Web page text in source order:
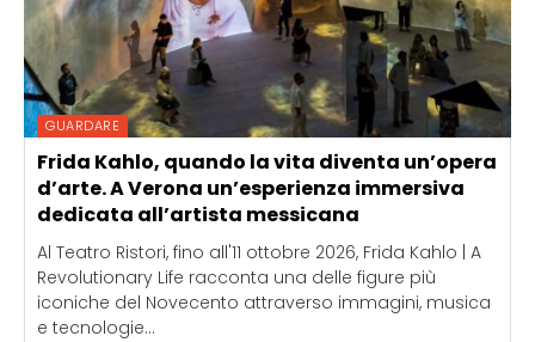
GUARDARE
Frida Kahlo, quando la vita diventa un’opera
d’arte. A Verona un’esperienza immersiva
dedicata all’artista messicana
Al Teatro Ristori, fino all'11 ottobre 2026, Frida Kahlo | A
Revolutionary Life racconta una delle figure più
iconiche del Novecento attraverso immagini, musica
e tecnologie...